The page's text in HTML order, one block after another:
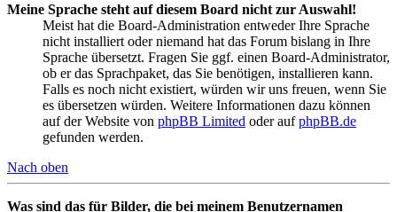
Meine Sprache steht auf diesem Board nicht zur Auswahl!
Meist hat die Board-Administration entweder Ihre Sprache
nicht installiert oder niemand hat das Forum bislang in Ihre
Sprache übersetzt. Fragen Sie ggf. einen Board-Administrator,
ob er das Sprachpaket, das Sie benötigen, installieren kann.
Falls es noch nicht existiert, würden wir uns freuen, wenn Sie
es übersetzen würden. Weitere Informationen dazu können
auf der Website von phpBB Limited oder aufphpBB.de
gefunden werden.
Nach oben
Was sind das für Bilder, die bei meinem Benutzernamen